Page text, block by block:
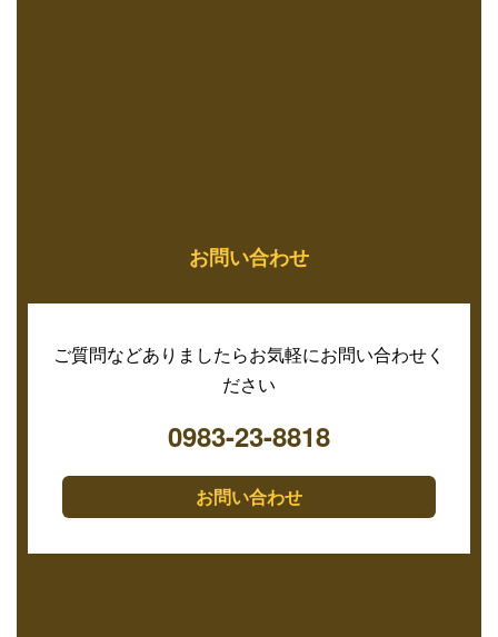
お問い合わせ
ご質問などありましたらお気軽にお問い合わせく
ださい
0983-23-8818
お問い合わせ